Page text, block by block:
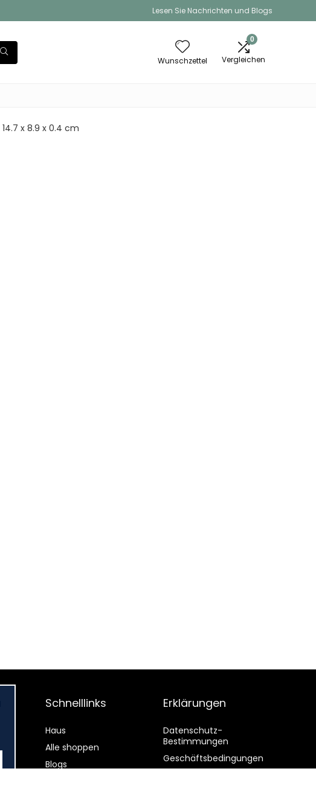
Lesen Sie Nachrichten und Blogs
Wunschzettel
0
Vergleichen
‎14.7 x 8.9 x 0.4 cm
Schnelllinks
Haus
Alle shoppen
Blogs
Erklärungen
Datenschutz-
Bestimmungen
Geschäftsbedingungen